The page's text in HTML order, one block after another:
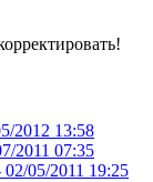
2012 13:58
2011 07:35
02/05/2011 19:25